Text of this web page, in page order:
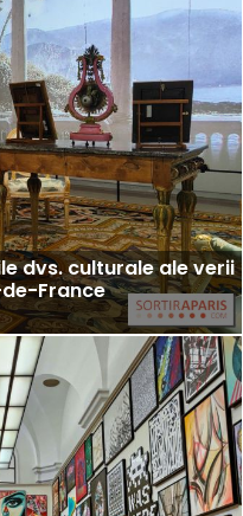
dvs. culturale ale verii
France